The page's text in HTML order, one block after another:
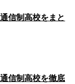
信制高校をまと
信制高校を徹底